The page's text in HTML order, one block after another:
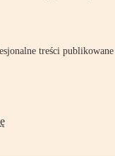
treści publikowane